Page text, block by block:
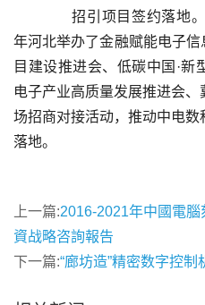
年河北举办了金融赋能电子
目建设推进会、低碳中国·新
电子产业高质量发展推进会
场招商对接活动，推动中电
上一篇:2016-2021年中國電
資战略咨詢報告
下一篇:“廊坊造”精密数字控制